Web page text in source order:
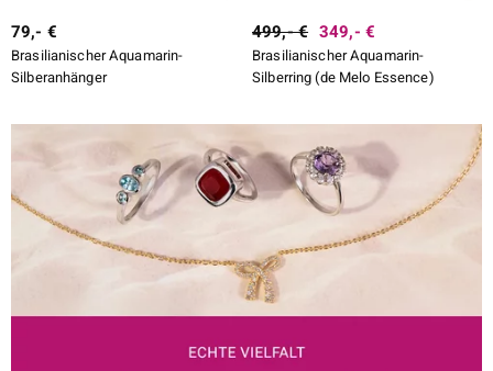
79,- €
Brasilianischer Aquamarin-
Silberanhänger
499,- € 349,- €
Brasilianischer Aquamarin-
Silberring (de Melo Essence)